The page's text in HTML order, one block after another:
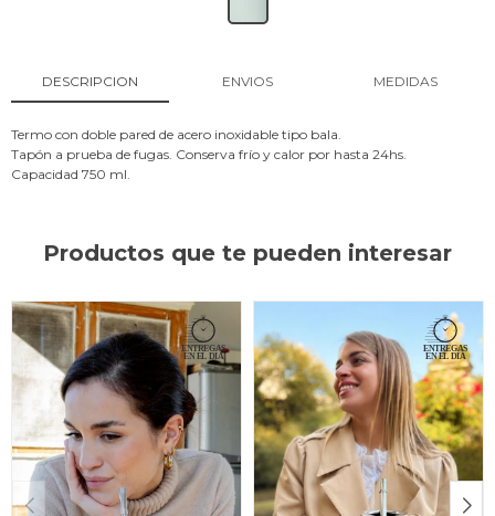
DESCRIPCION ENVIOS MEDIDAS
Termo con doble pared de acero inoxidable tipo bala.
Tapón a prueba de fugas. Conserva frío y calor por hasta 24hs.
Capacidad 750 ml.
Productos que te pueden interesar